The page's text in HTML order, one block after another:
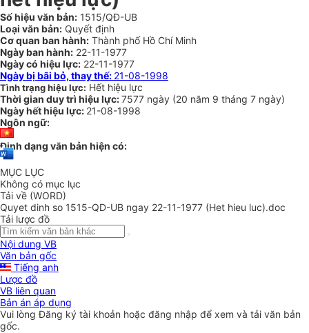
Số hiệu văn bản: 1515/QĐ-UB
Loại văn bản: Quyết định
Cơ quan ban hành: Thành phố Hồ Chí Minh
Ngày ban hành: 22-11-1977
Ngày có hiệu lực: 22-11-1977
Ngày bị bãi bỏ, thay thế: 21-08-1998
Tình trạng hiệu lực: Hết hiệu lực
Thời gian duy trì hiệu lực:7577 ngày (20 năm 9 tháng 7 ngày)
Ngày hết hiệu lực: 21-08-1998
Ngôn ngữ:
Định dạng văn bản hiện có:
MỤC LỤC
Không có mục lục
Tải về (WORD)
Quyet dinh so 1515-QD-UB ngay 22-11-1977 (Het hieu luc).doc
Tải lược đồ
Nội dung VB
Văn bản gốc
Tiếng anh
Lược đồ
VB liên quan
Bản án áp dụng
Vui lòngĐăng ký tài khoản hoặc đăng nhập để xem và tải văn bản
gốc.